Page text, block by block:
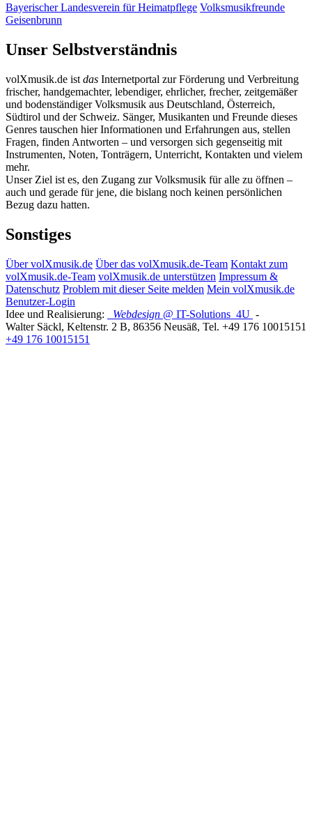
Bayerischer Landesverein für Heimatpflege Volksmusikfreunde
Geisenbrunn
Unser Selbstverständnis
volXmusik.de ist das Internetportal zur Förderung und Verbreitung
frischer, handgemachter, lebendiger, ehrlicher, frecher, zeitgemäßer
und bodenständiger Volksmusik aus Deutschland, Österreich,
Südtirol und der Schweiz. Sänger, Musikanten und Freunde dieses
Genres tauschen hier Informationen und Erfahrungen aus, stellen
Fragen, finden Antworten – und versorgen sich gegenseitig mit
Instrumenten, Noten, Tonträgern, Unterricht, Kontakten und vielem
mehr.
Unser Ziel ist es, den Zugang zur Volksmusik für alle zu öffnen –
auch und gerade für jene, die bislang noch keinen persönlichen
Bezug dazu hatten.
Sonstiges
Über volXmusik.de Über das volXmusik.de-Team Kontakt zum
volXmusik.de-Team volXmusik.de unterstützen Impressum &
Datenschutz Problem mit dieser Seite melden Mein volXmusik.de
Benutzer-Login
Idee und Realisierung:
Webdesign @ IT-Solutions 4U -
Walter Säckl, Keltenstr. 2 B, 86356 Neusäß, Tel. +49 176 10015151
+49 176 10015151